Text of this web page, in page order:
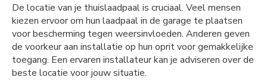
De locatie van je thuislaadpaal is cruciaal. Veel mensen
kiezen ervoor om hun laadpaal in de garage te plaatsen
voor bescherming tegen weersinvloeden. Anderen geven
de voorkeur aan installatie op hun oprit voor gemakkelijke
toegang. Een ervaren installateur kan je adviseren over de
beste locatie voor jouw situatie.